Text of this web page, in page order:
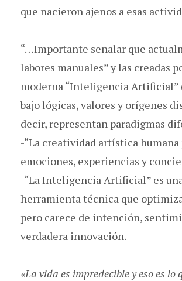
que nacieron ajenos a esas
“…Importante señalar que
labores manuales” y las creadas
moderna “Inteligencia Artificial”
bajo lógicas, valores y orígenes
decir, representan paradigmas
-“La creatividad artística
emociones, experiencias y
-“La Inteligencia Artificial” es
herramienta técnica que
pero carece de intención,
verdadera innovación.
«La vida es impredecible y eso es lo